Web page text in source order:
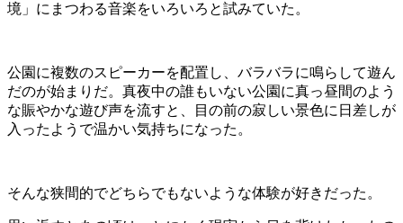
境」にまつわる音楽をいろいろと試みていた。
公園に複数のスピーカーを配置し、バラバラに鳴らして遊ん
だのが始まりだ。真夜中の誰もいない公園に真っ昼間のよう
な賑やかな遊び声を流すと、目の前の寂しい景色に日差しが
入ったようで温かい気持ちになった。
そんな狭間的でどちらでもないような体験が好きだった。